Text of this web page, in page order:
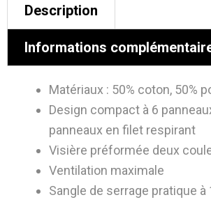
Description
Informations
Matériaux : 50% coton, 50%
Design compact à 6
panneaux en filet respirant
Visière préformée deux
Ventilation maximale
Sangle de serrage pratique à